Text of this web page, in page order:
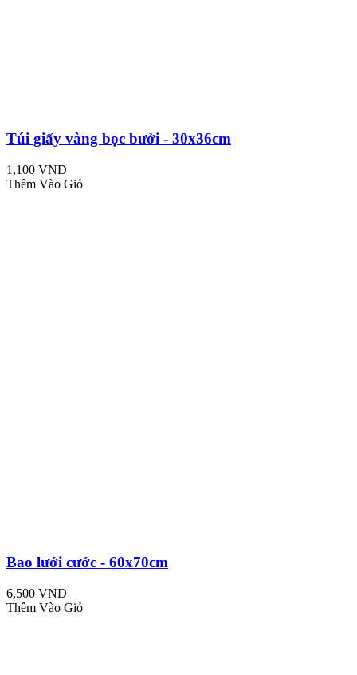
Túi giấy vàng bọc bưởi - 30x36cm
1,100 VND
Thêm Vào Giỏ
Bao lưới cước - 60x70cm
6,500 VND
Thêm Vào Giỏ